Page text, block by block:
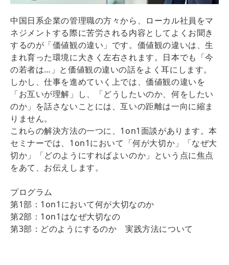
中国日系企業の管理職の方々から、ローカル社員をマ
ネジメントする際に苦労される内容としてよくお聞き
するのが「価値観の違い」です。価値観の違いは、生
まれ育った環境に大きく左右されます。日本でも「今
の若者は…」と価値観の違いの話をよく耳にします。
しかし、仕事を進めていく上では、価値観の違いを
「お互いが理解」し、「どうしたいのか、何をしたい
のか」を話さないことには、互いの距離は一向に縮ま
りません。
これらの解決方法の一つに、1on1面談があります。本
セミナーでは、1on1において「何が大切か」「なぜ大
切か」「どのようにすればよいのか」という点に焦点
をあて、お伝えします。
プログラム
第1部：1on1において何が大切なのか
第2部：1on1はなぜ大切なの
第3部：どのようにするのか 実践方法について